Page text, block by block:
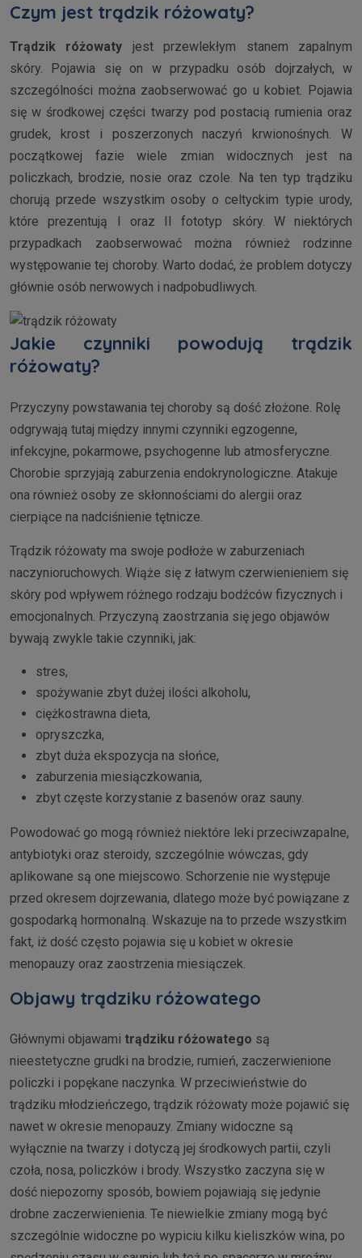
Czym jest trądzik różowaty?
Trądzik różowaty jest przewlekłym stanem zapalnym
skóry. Pojawia się on w przypadku osób dojrzałych, w
szczególności można zaobserwować go u kobiet. Pojawia
się w środkowej części twarzy pod postacią rumienia oraz
grudek, krost i poszerzonych naczyń krwionośnych. W
początkowej fazie wiele zmian widocznych jest na
policzkach, brodzie, nosie oraz czole. Na ten typ trądziku
chorują przede wszystkim osoby o celtyckim typie urody,
które prezentują I oraz II fototyp skóry. W niektórych
przypadkach zaobserwować można również rodzinne
występowanie tej choroby. Warto dodać, że problem dotyczy
głównie osób nerwowych i nadpobudliwych.
Jakie czynniki powodują trądzik
różowaty?
Przyczyny powstawania tej choroby są dość złożone. Rolę
odgrywają tutaj między innymi czynniki egzogenne,
infekcyjne, pokarmowe, psychogenne lub atmosferyczne.
Chorobie sprzyjają zaburzenia endokrynologiczne. Atakuje
ona również osoby ze skłonnościami do alergii oraz
cierpiące na nadciśnienie tętnicze.
Trądzik różowaty ma swoje podłoże w zaburzeniach
naczynioruchowych. Wiąże się z łatwym czerwienieniem się
skóry pod wpływem różnego rodzaju bodźców fizycznych i
emocjonalnych. Przyczyną zaostrzania się jego objawów
bywają zwykle takie czynniki, jak:
stres,
spożywanie zbyt dużej ilości alkoholu,
ciężkostrawna dieta,
opryszczka,
zbyt duża ekspozycja na słońce,
zaburzenia miesiączkowania,
zbyt częste korzystanie z basenów oraz sauny.
Powodować go mogą również niektóre leki przeciwzapalne,
antybiotyki oraz steroidy, szczególnie wówczas, gdy
aplikowane są one miejscowo. Schorzenie nie występuje
przed okresem dojrzewania, dlatego może być powiązane z
gospodarką hormonalną. Wskazuje na to przede wszystkim
fakt, iż dość często pojawia się u kobiet w okresie
menopauzy oraz zaostrzenia miesiączek.
Objawy trądziku różowatego
Głównymi objawami trądziku różowatego są
nieestetyczne grudki na brodzie, rumień, zaczerwienione
policzki i popękane naczynka. W przeciwieństwie do
trądziku młodzieńczego, trądzik różowaty może pojawić się
nawet w okresie menopauzy. Zmiany widoczne są
wyłącznie na twarzy i dotyczą jej środkowych partii, czyli
czoła, nosa, policzków i brody. Wszystko zaczyna się w
dość niepozorny sposób, bowiem pojawiają się jedynie
drobne zaczerwienienia. Te niewielkie zmiany mogą być
szczególnie widoczne po wypiciu kilku kieliszków wina, po